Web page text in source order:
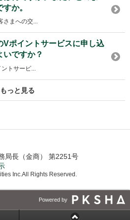
か。
さまへの交...
Vポイントサービスに申し込
いですか？
トサービ...
もっと見る
長（金商） 第2251号
Inc.All Rights Reserved.
Powered by